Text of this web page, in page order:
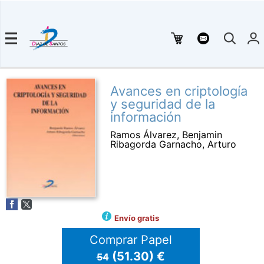
Avances en criptología
y seguridad de la
información
Ramos Álvarez, Benjamin
Ribagorda Garnacho, Arturo
Envío gratis
Comprar Papel
54(51.30) €